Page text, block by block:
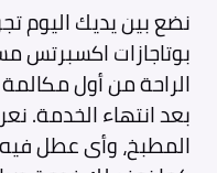
نضع بين يديك اليوم
بوتاجازات اكسبرتس
الراحة من أول
بعد انتهاء الخدمة.
المطبخ، وأى عطل